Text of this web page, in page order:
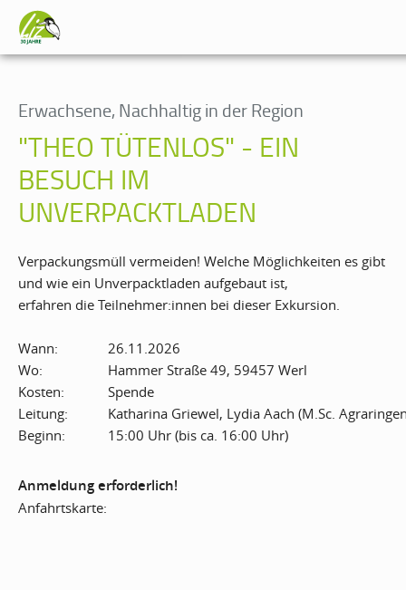
Erwachsene, Nachhaltig in der Region
"THEO TÜTENLOS" - EIN
BESUCH IM
UNVERPACKTLADEN
Verpackungsmüll vermeiden! Welche Möglichkeiten es gibt
und wie ein Unverpacktladen aufgebaut ist,
erfahren die Teilnehmer:innen bei dieser Exkursion.
Wann:
26.11.2026
Wo:
Hammer Straße 49, 59457 Werl
Kosten:
Spende
Leitung:
Katharina Griewel, Lydia Aach (M.Sc.
Beginn:
15:00 Uhr (bis ca. 16:00 Uhr)
Anmeldung erforderlich!
Anfahrtskarte: